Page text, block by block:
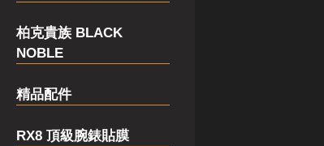
柏克貴族 BLACK
NOBLE
精品配件
RX8 頂級腕錶貼膜